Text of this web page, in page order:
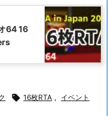
64 16
 16枚RTA , イベント